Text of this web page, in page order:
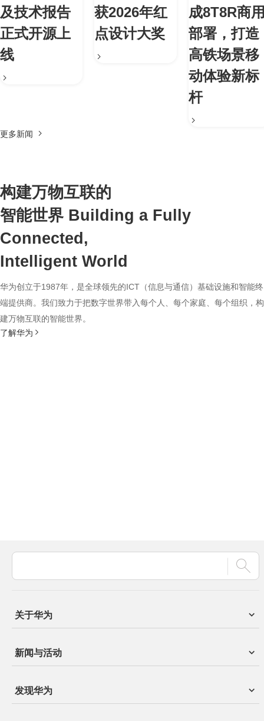
及技术报告
正式开源上
线
获2026年红
点设计大奖
成8T8R商
部署，打造
高铁场景移
动体验新标
杆
更多新闻
构建万物互联的
智能世界 Building a Fully
Connected,
Intelligent World
华为创立于1987年，是全球领先的ICT（信息与通信）基础设施和智能终
端提供商。我们致力于把数字世界带入每个人、每个家庭、每个组织，构
建万物互联的智能世界。
了解华为
关于华为
新闻与活动
发现华为